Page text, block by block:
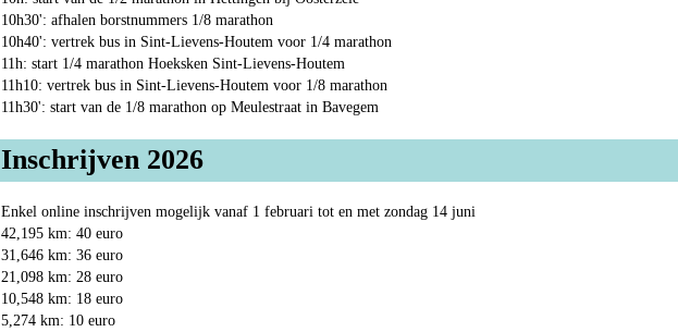
10h30': afhalen borstnummers 1/8 marathon
10h40': vertrek bus in Sint-Lievens-Houtem voor 1/4 marathon
11h: start 1/4 marathon Hoeksken Sint-Lievens-Houtem
11h10: vertrek bus in Sint-Lievens-Houtem voor 1/8 marathon
11h30': start van de 1/8 marathon op Meulestraat in Bavegem
Inschrijven 2026
Enkel online inschrijven mogelijk vanaf 1 februari tot en met zondag 14 juni
42,195 km: 40 euro
31,646 km: 36 euro
21,098 km: 28 euro
10,548 km: 18 euro
5,274 km: 10 euro